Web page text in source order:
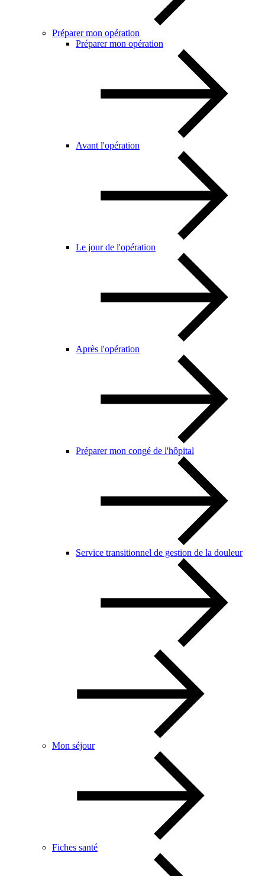
Préparer mon opération
Préparer mon opération
Avant l'opération
Le jour de l'opération
Après l'opération
Préparer mon congé de l'hôpital
Service transitionnel de gestion de la douleur
Mon séjour
Fiches santé